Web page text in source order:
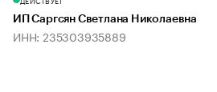
ИП Саргсян Светлана Николаевна
ИНН: 235303935889